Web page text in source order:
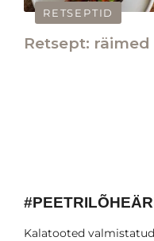
RETSEPTID
Retsept:
Kalatooted